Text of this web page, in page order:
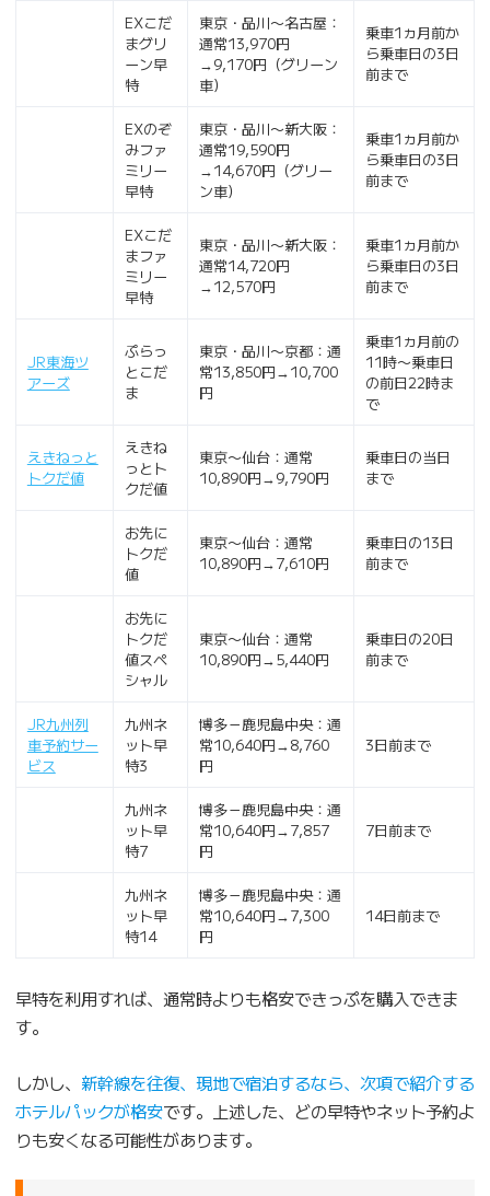
EXこだ
まグリ
ーン早
特
東京・品川〜名古屋：
通常13,970円
→9,170円（グリーン
車）
乗車1ヵ月前か
ら乗車日の3日
前まで
EXのぞ
みファ
ミリー
早特
東京・品川〜新大阪：
通常19,590円
→14,670円（グリー
ン車）
乗車1ヵ月前か
ら乗車日の3日
前まで
EXこだ
まファ
ミリー
早特
東京・品川〜新大阪：
通常14,720円
→12,570円
乗車1ヵ月前か
ら乗車日の3日
前まで
JR東海ツ
アーズ
ぷらっ
とこだ
ま
東京・品川〜京都：通
常13,850円→10,700
円
乗車1ヵ月前の
11時〜乗車日
の前日22時ま
で
えきねっと
トクだ値
えきね
っとト
クだ値
東京〜仙台：通常
10,890円→9,790円
乗車日の当日
まで
お先に
トクだ
値
東京〜仙台：通常
10,890円→7,610円
乗車日の13日
前まで
お先に
トクだ
値スペ
シャル
東京〜仙台：通常
10,890円→5,440円
乗車日の20日
前まで
JR九州列
車予約サー
ビス
九州ネ
ット早
特3
博多－鹿児島中央：通
常10,640円→8,760
円
3日前まで
九州ネ
ット早
特7
博多－鹿児島中央：通
常10,640円→7,857
円
7日前まで
九州ネ
ット早
特14
博多－鹿児島中央：通
常10,640円→7,300
円
14日前まで
早特を利用すれば、通常時よりも格安できっぷを購入できま
す。
しかし、 新幹線を往復、現地で宿泊するなら、次項で紹介する
ホテルパックが格安です。上述した、どの早特やネット予約よ
りも安くなる可能性があります。